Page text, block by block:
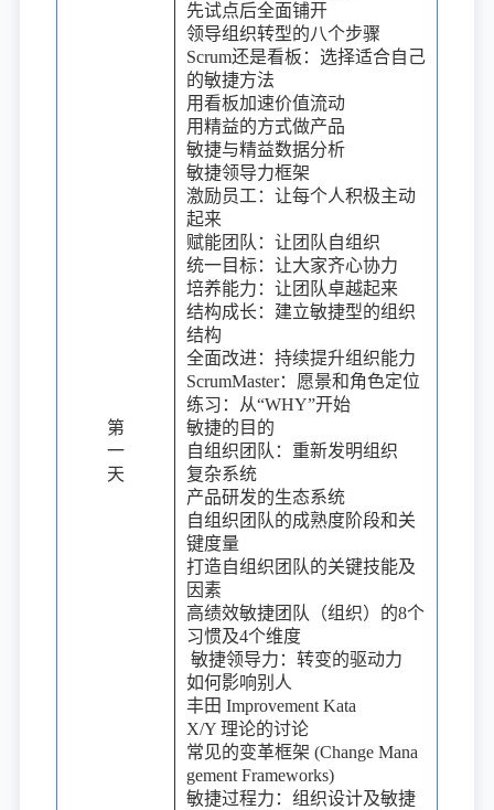
第
一
天
先试点后全面铺开
领导组织转型的八个步骤
Scrum还是看板：选择适合自己
的敏捷方法
用看板加速价值流动
用精益的方式做产品
敏捷与精益数据分析
敏捷领导力框架
激励员工：让每个人积极主动
起来
赋能团队：让团队自组织
统一目标：让大家齐心协力
培养能力：让团队卓越起来
结构成长：建立敏捷型的组织
结构
全面改进：持续提升组织能力
ScrumMaster：愿景和角色定位
练习：从“WHY”开始
敏捷的目的
自组织团队：重新发明组织
复杂系统
产品研发的生态系统
自组织团队的成熟度阶段和关
键度量
打造自组织团队的关键技能及
因素
高绩效敏捷团队（组织）的8个
习惯及4个维度
敏捷领导力：转变的驱动力
如何影响别人
丰田 Improvement Kata
X/Y 理论的讨论
常见的变革框架 (Change Mana
gement Frameworks)
敏捷过程力：组织设计及敏捷